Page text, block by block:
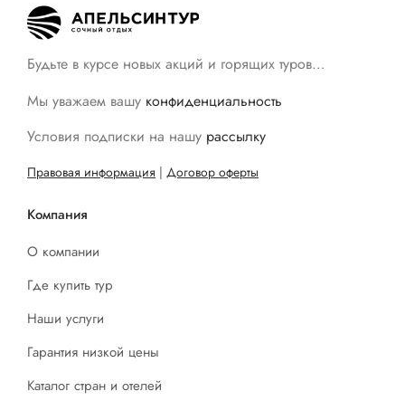
Будьте в курсе новых акций и горящих туров…
Мы уважаем вашу конфиденциальность
Условия подписки на нашу рассылку
Правовая информация | Договор оферты
Компания
О компании
Где купить тур
Наши услуги
Гарантия низкой цены
Каталог стран и отелей